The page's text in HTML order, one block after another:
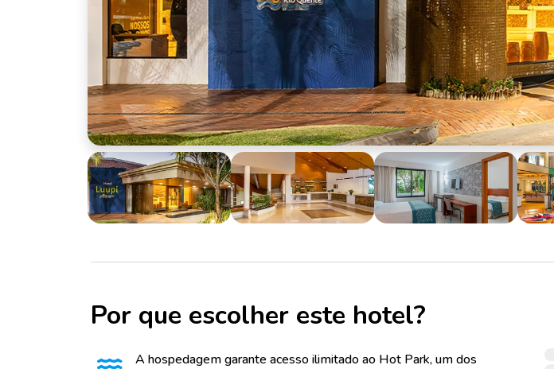
Por que escolher este hotel?
A hospedagem garante acesso ilimitado ao Hot Park, um dos